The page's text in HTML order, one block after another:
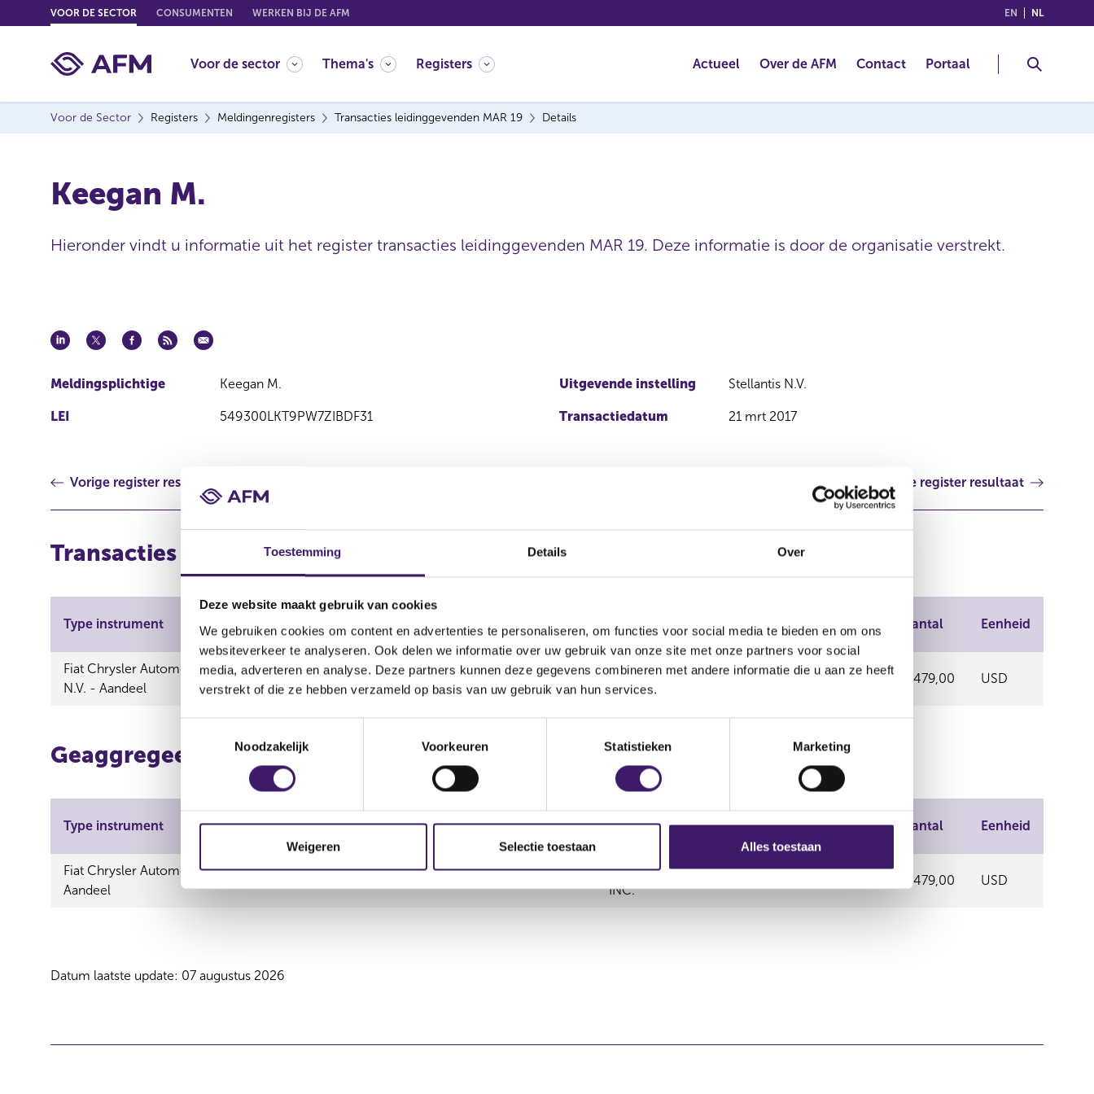
Toestemming Details Over
Deze website maakt gebruik van cookies
We gebruiken cookies om content en advertenties te personaliseren, om functies voor social media te bieden en om ons
websiteverkeer te analyseren. Ook delen we informatie over uw gebruik van onze site met onze partners voor social
media, adverteren en analyse. Deze partners kunnen deze gegevens combineren met andere informatie die u aan ze heeft
verstrekt of die ze hebben verzameld op basis van uw gebruik van hun services.
e
i
e
Noodzakelijk Voorkeuren Statistieken Marketing
Weigeren Selectie toestaan Alles toestaan
o
o
EN (ENGLISH)
NL
VOOR DE SECTOR CONSUMENTEN WERKEN BIJ DE AFM
Voor de sector Thema's Registers Actueel Over de AFM Contact Portaal
Voor de Sector Registers Meldingenregisters Transacties leidinggevenden MAR 19 Details
Keegan M.
Hieronder vindt u informatie uit het register transacties leidinggevenden MAR 19. Deze informatie is door de organisatie verstrekt.
Meldingsplichtige Keegan M. Uitgevende instelling Stellantis N.V.
LEI 549300LKT9PW7ZIBDF31 Transactiedatum 21 mrt 2017
Vorige register resultaat Volgende register resultaat
Transacties
Type instrument
Aard
transactie
Soort
transactie
programma
Plaats van handel Aantal Eenheid
Fiat Chrysler Automobiles
N.V. - Aandeel
Vervreemding Verkoop Nee
NEW YORK STOCK
11,29 2.479,00 USD
Geaggregeerde informatie
Type instrument ISIN
Aard
Soort
Plaats van handel Prijs Aantal Eenheid
Fiat Chrysler Automobiles N.V. -
Aandeel
NEW YORK STOCK EXCHANGE,
INC.
2.479,00 USD
Datum laatste update: 07 augustus 2026